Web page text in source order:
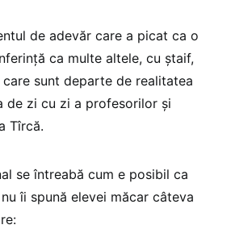
de adevăr care a picat ca o
ca multe altele, cu ștaif,
sunt departe de realitatea
de zi cu zi a profesorilor și
Tîrcă.
se întreabă cum e posibil ca
îi spună elevei măcar câteva